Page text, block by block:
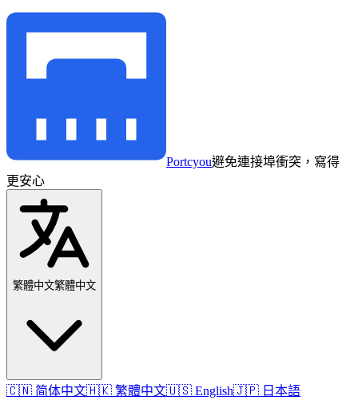
Portcyou避免連接埠衝突，寫得
更安心
繁體中文繁體中文
🇨🇳 简体中文🇭🇰 繁體中文🇺🇸 English🇯🇵 日本語